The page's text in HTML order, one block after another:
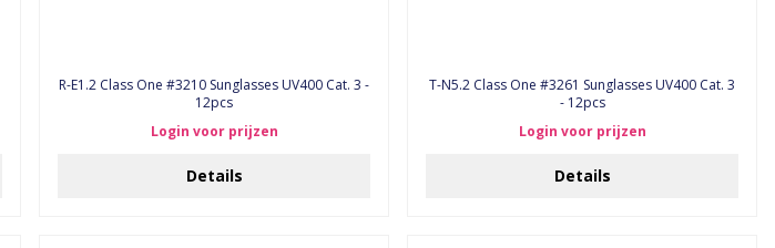
R-E1.2 Class One #3210 Sunglasses UV400 Cat. 3 -
12pcs
Login voor prijzen
Details
T-N5.2 Class One #3261 Sunglasses UV400 Cat. 3
- 12pcs
Login voor prijzen
Details